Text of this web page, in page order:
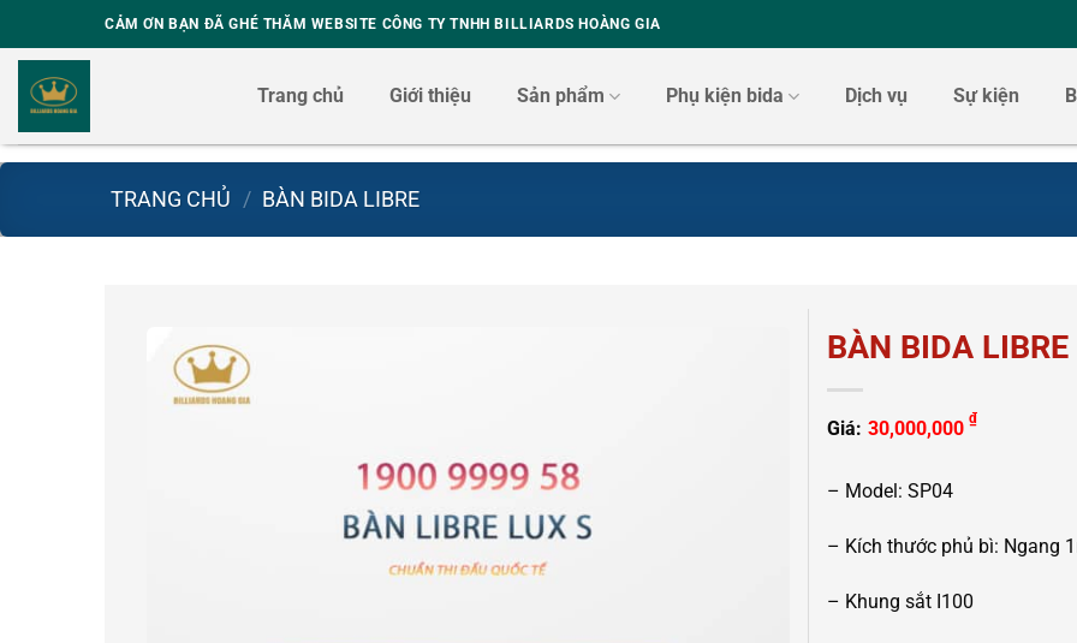
to
content
CẢM ƠN BẠN ĐÃ GHÉ THĂM WEBSITE CÔNG TY TNHH BILLIARDS HOÀNG GIA
Trang chủ Giới thiệu Sản phẩm Phụ kiện bida Dịch vụ Sự kiện
TRANG CHỦ / BÀN BIDA LIBRE
BÀN BIDA
Giá: 30,000,000 ₫
– Model: SP04
– Kích thước phủ bì: Ngang
– Khung sắt I100